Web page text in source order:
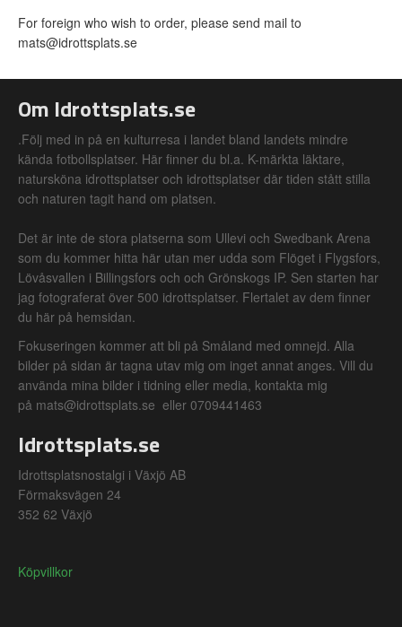
For foreign who wish to order, please send mail to
mats@idrottsplats.se
Om Idrottsplats.se
.Följ med in på en kulturresa i landet bland landets mindre
kända fotbollsplatser. Här finner du bl.a. K-märkta läktare,
natursköna idrottsplatser och idrottsplatser där tiden stått stilla
och naturen tagit hand om platsen.
Det är inte de stora platserna som Ullevi och Swedbank Arena
som du kommer hitta här utan mer udda som Flöget i Flygsfors,
Lövåsvallen i Billingsfors och och Grönskogs IP. Sen starten har
jag fotograferat över 500 idrottsplatser. Flertalet av dem finner
du här på hemsidan.
Fokuseringen kommer att bli på Småland med omnejd. Alla
bilder på sidan är tagna utav mig om inget annat anges. Vill du
använda mina bilder i tidning eller media, kontakta mig
på mats@idrottsplats.se eller 0709441463
Idrottsplats.se
Idrottsplatsnostalgi i Växjö AB
Förmaksvägen 24
352 62 Växjö
Köpvillkor